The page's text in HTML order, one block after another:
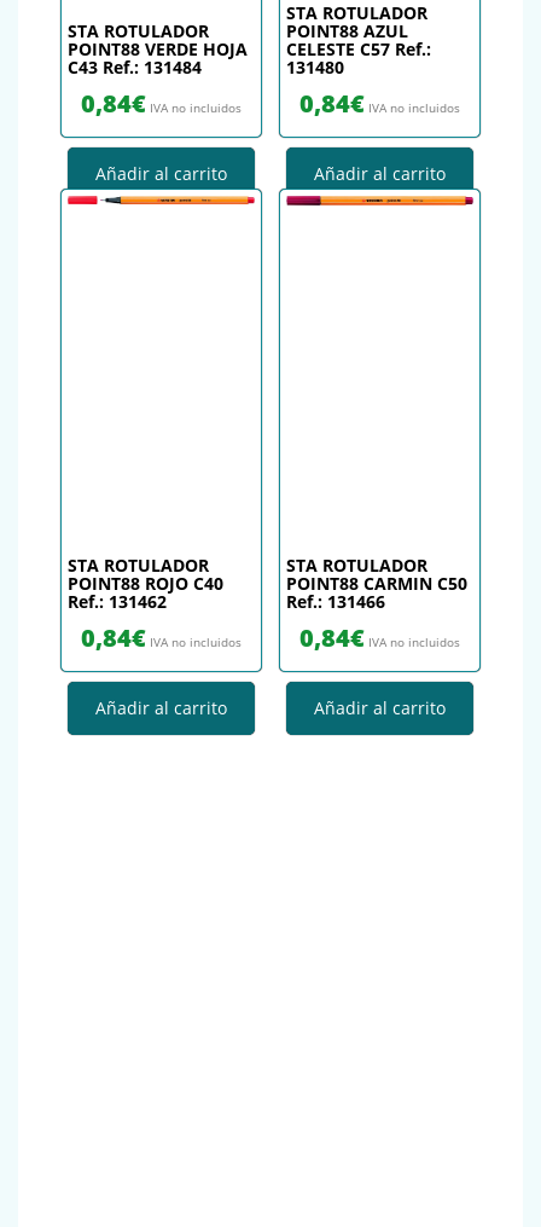
STA ROTULADOR
POINT88 VERDE HOJA
C43 Ref.: 131484
0,84€ IVA no incluidos
Añadir al carrito
STA ROTULADOR
POINT88 AZUL
CELESTE C57 Ref.:
131480
0,84€ IVA no incluidos
Añadir al carrito
STA ROTULADOR
POINT88 ROJO C40
Ref.: 131462
0,84€ IVA no incluidos
Añadir al carrito
STA ROTULADOR
POINT88 CARMIN C50
Ref.: 131466
0,84€ IVA no incluidos
Añadir al carrito